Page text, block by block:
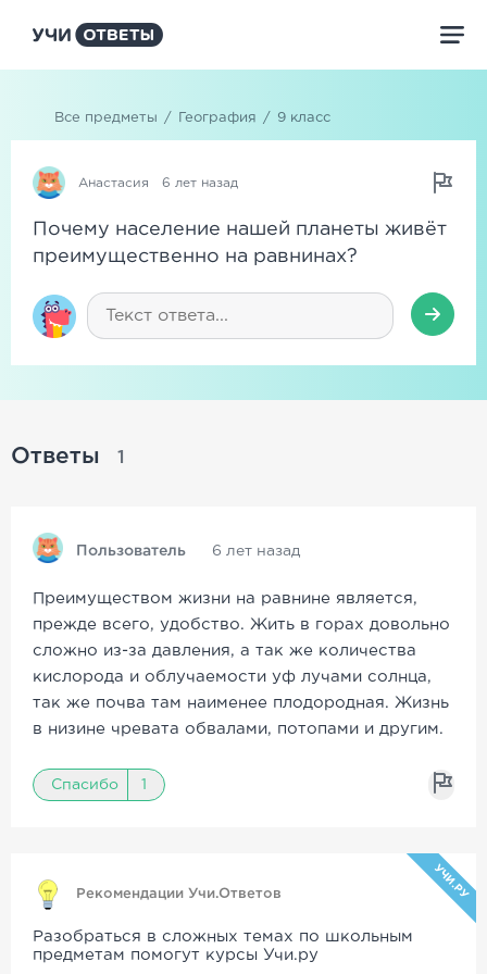
Все предметы / География / 9 класс
Анастасия 6 лет назад
Почему население нашей планеты живёт
преимущественно на равнинах?
Ответы 1
Пользователь 6 лет назад
Преимуществом жизни на равнине является,
прежде всего, удобство. Жить в горах довольно
сложно из-за давления, а так же количества
кислорода и облучаемости уф лучами солнца,
так же почва там наименее плодородная. Жизнь
в низине чревата обвалами, потопами и другим.
Спасибо 1
Рекомендации Учи.Ответов УЧИ.РУ
Разобраться в сложных темах по школьным
предметам помогут курсы Учи.ру